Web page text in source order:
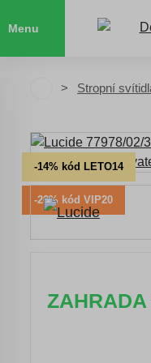
Menu
Stropní
-14% kód LETO14
-20% kód VIP20
ZAHRADA